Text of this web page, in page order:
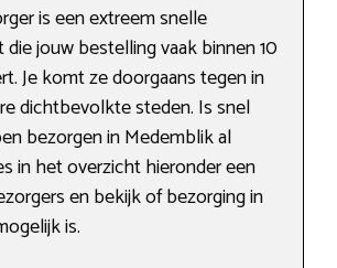
is een extreem snelle
jouw bestelling vaak binnen 10
Je komt ze doorgaans tegen in
dichtbevolkte steden. Is snel
bezorgen in Medemblik al
in het overzicht hieronder een
en bekijk of bezorging in
is.